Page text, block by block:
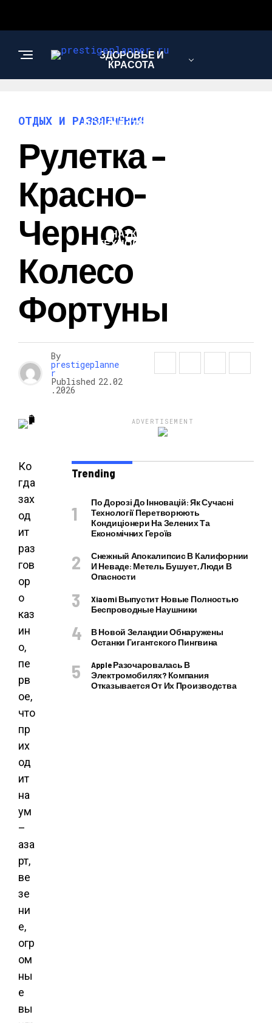
ЗДОРОВЬЕ И
КРАСОТА
ИНТЕРЕСНОЕ И
ПОЗНАВАТЕЛЬНОЕ
НАУКА И
ТЕХНОЛОГИИ
ОТДЫХ И РАЗВЛЕЧЕНИЯ
Рулетка –
Красно-
Черное
Колесо
Фортуны
By
prestigeplanne
r
Published 22.02
.2026
Ко
гда
зах
од
ит
раз
гов
ор
о
каз
ин
о,
пе
рв
ое,
что
пр
их
од
ит
на
ум
–
аза
рт,
ве
зе
ни
е,
огр
ом
ны
е
вы
ADVERTISEMENT
Trending
По Дорозі До Інновацій: Як Сучасні
Технології Перетворюють
Кондиціонери На Зелених Та
Економічних Героїв
Снежный Апокалипсис В Калифорнии
И Неваде: Метель Бушует, Люди В
Опасности
Xiaomi Выпустит Новые Полностью
Беспроводные Наушники
В Новой Зеландии Обнаружены
Останки Гигантского Пингвина
Apple Разочаровалась В
Электромобилях? Компания
Отказывается От Их Производства